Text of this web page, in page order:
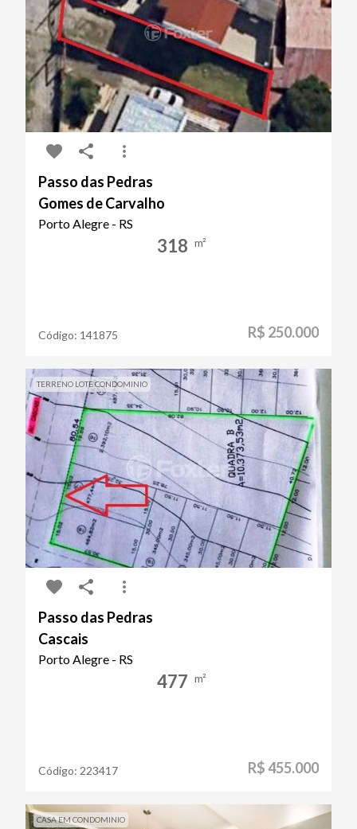
Passo das Pedras
Gomes de Carvalho
Porto Alegre - RS
318 m²
Código: 141875 R$ 250.000
TERRENO LOTE CONDOMINIO
Passo das Pedras
Cascais
Porto Alegre - RS
477 m²
Código: 223417 R$ 455.000
CASA EM CONDOMINIO